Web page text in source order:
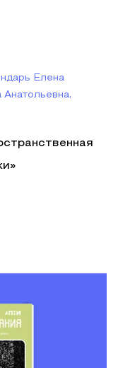
Елена
Анатольевна,